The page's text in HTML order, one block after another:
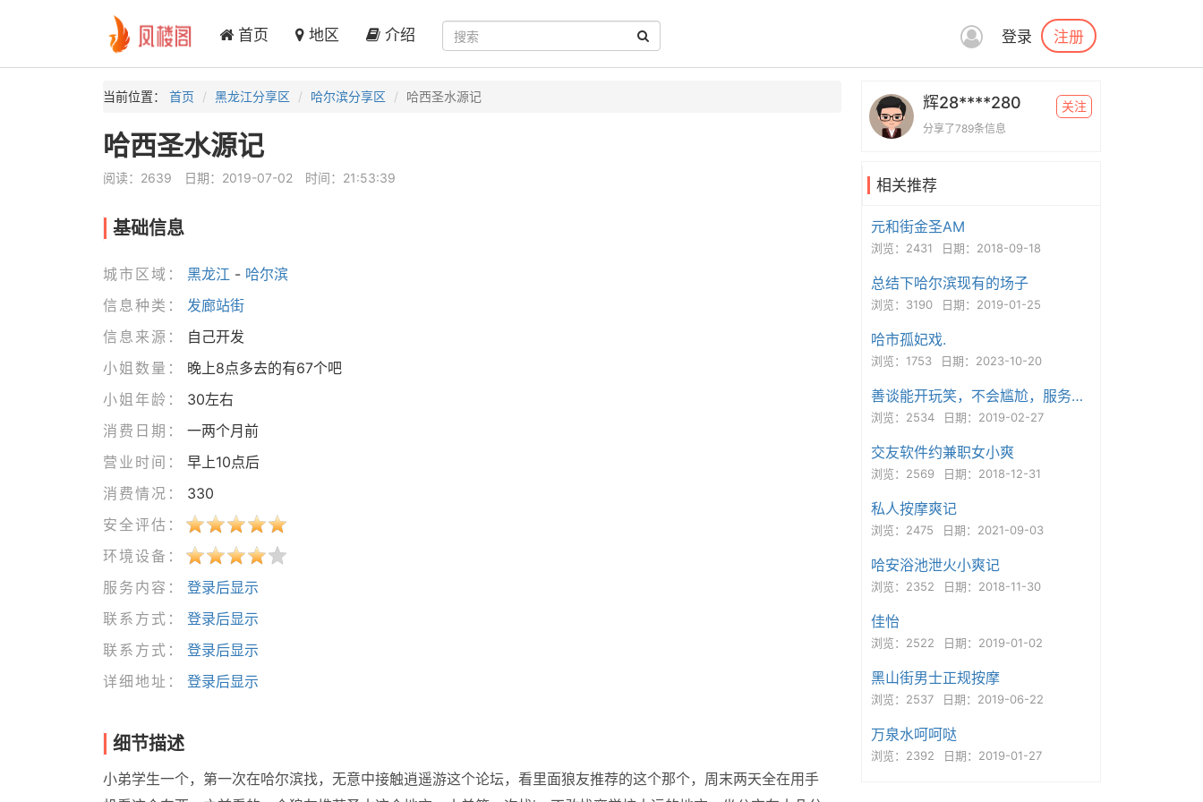
首页 地区 介绍 登录 注册
当前位置： 首页 黑龙江分享区 哈尔滨分享区 哈西圣水源记
哈西圣水源记
阅读：2639 日期：2019-07-02 时间：21:53:39
基础信息
城市区域： 黑龙江 - 哈尔滨
信息种类：
发廊站街
信息来源：
自己开发
小姐数量：
晚上8点多去的有67个吧
小姐年龄：
30左右
消费日期：
一两个月前
营业时间：
早上10点后
消费情况：
330
安全评估：
环境设备：
服务内容：
登录后显示
联系方式：
登录后显示
联系方式：
登录后显示
详细地址：
登录后显示
细节描述
小弟学生一个，第一次在哈尔滨找，无意中接触逍遥游这个论坛，看里面狼友推荐的这个那个，周末两天全在用手
辉28****280
分享了789条信息
关注
相关推荐
元和街金圣AM
浏览：2431 日期：2018-09-18
总结下哈尔滨现有的场子
浏览：3190 日期：2019-01-25
哈市孤妃戏.
浏览：1753 日期：2023-10-20
善谈能开玩笑，不会尴尬，服务也到位
浏览：2534 日期：2019-02-27
交友软件约兼职女小爽
浏览：2569 日期：2018-12-31
私人按摩爽记
浏览：2475 日期：2021-09-03
哈安浴池泄火小爽记
浏览：2352 日期：2018-11-30
佳怡
浏览：2522 日期：2019-01-02
黑山街男士正规按摩
浏览：2537 日期：2019-06-22
万泉水呵呵哒
浏览：2392 日期：2019-01-27